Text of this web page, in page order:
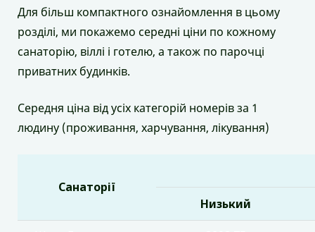
Для більш компактного ознайомлення в цьому
розділі, ми покажемо середні ціни по кожному
санаторію, віллі і готелю, а також по парочці
приватних будинків.
Середня ціна від усіх категорій номерів за 1
людину (проживання, харчування, лікування)
Санаторії
Низький